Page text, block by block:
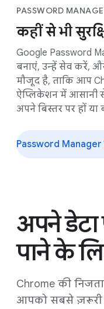
PASSWORD
कहीं से भी
Google Password
बनाएं, उन्हें सेव करें,
मौजूद है, ताकि आप
ऐप्लिकेशन में आसानी
अपने बिस्तर पर हों या
Password Manager
अपने डेटा
पाने के
Chrome की
आपको सबसे ज़रूरी